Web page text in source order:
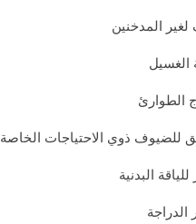
المدخنين
الغسيل
الطوارئ
للضيوف ذوي الاحتياجات الخاصة
البدنية
الدراجة